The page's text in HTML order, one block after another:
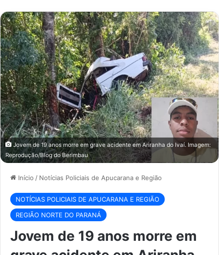
Jovem de 19 anos morre em grave acidente em Ariranha do Ivaí. Imagem:
Reprodução/Blog do Berimbau
Início / Notícias Policiais de Apucarana e Região
NOTÍCIAS POLICIAIS DE APUCARANA E REGIÃO
REGIÃO NORTE DO PARANÁ
Jovem de 19 anos morre em